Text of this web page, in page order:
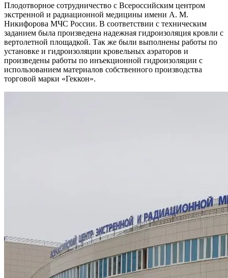
Плодотворное сотрудничество с Всероссийским центром
экстренной и радиационной медицины имени А. М.
Никифорова МЧС России. В соответствии с техническим
заданием была произведена надежная гидроизоляция кровли с
вертолетной площадкой. Так же были выполнены работы по
установке и гидроизоляции кровельных аэраторов и
произведены работы по инъекционной гидроизоляции с
использованием материалов собственного производства
торговой марки «Геккон».